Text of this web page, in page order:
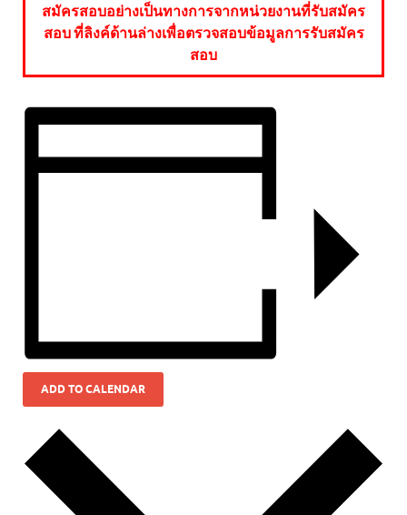
สมัครสอบอย่างเป็นทางการจากหน่วยงานที่รับสมัคร
สอบ ที่ลิงค์ด้านล่างเพื่อตรวจสอบข้อมูลการรับสมัคร
สอบ
ADD TO CALENDAR